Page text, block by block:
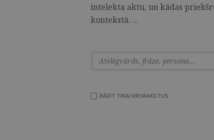
intelekta aktu, un kādas
kontekstā. ...
RĀDĪT TIKAI VIRSRAKSTUS